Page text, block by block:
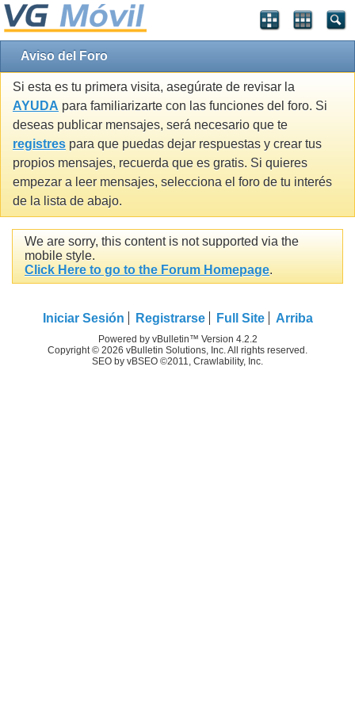
Aviso del Foro
Si esta es tu primera visita, asegúrate de revisar la
AYUDA para familiarizarte con las funciones del foro. Si
deseas publicar mensajes, será necesario que te
registres para que puedas dejar respuestas y crear tus
propios mensajes, recuerda que es gratis. Si quieres
empezar a leer mensajes, selecciona el foro de tu interés
de la lista de abajo.
We are sorry, this content is not supported via the
mobile style.
Click Here to go to the Forum Homepage.
Iniciar Sesión Registrarse Full Site Arriba
Powered by vBulletin™ Version 4.2.2
Copyright © 2026 vBulletin Solutions, Inc. All rights reserved.
SEO by vBSEO ©2011, Crawlability, Inc.